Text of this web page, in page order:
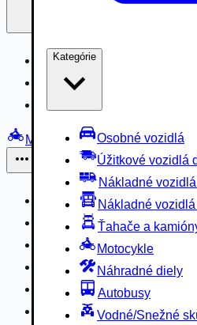
Kategórie
Osobné vozidlá
Úžitkové vozidlá
Nákladné
Nákladné
Ťahače a
Motocykle
Náhradné diely
Autobusy
Vodné/Snežné
Nákladné vozidlá 3,5 -
Nákladné vozidlá nad 7,5t
Motocykle
Náhradné diely
Autobusy
Vodné/Snežné skútre,
Obytné prívesy
Poľnohospodárske
Stavebné stroje